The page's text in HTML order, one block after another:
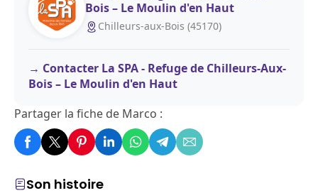
Son histoire
Bois – Le Moulin d'en Haut
Chilleurs-aux-Bois (45170)
Contacter La SPA - Refuge de Chilleurs-Aux-
Bois – Le Moulin d'en Haut
Partager la fiche de Marco :